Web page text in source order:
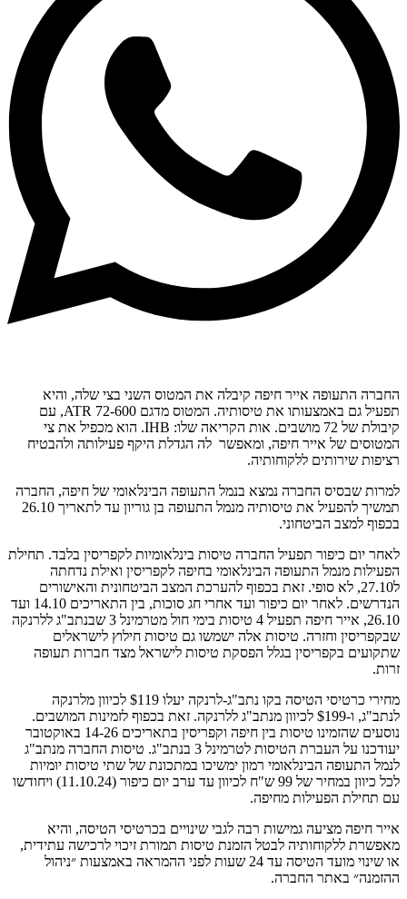
החברה התעופה אייר חיפה קיבלה את המטוס השני בצי שלה, והיא
תפעיל גם באמצעותו את טיסותיה. המטוס מדגם ATR 72-600, עם
קיבולת של 72 מושבים. אות הקריאה שלו: IHB. הוא מכפיל את צי
המטוסים של אייר חיפה, ומאפשר לה הגדלת היקף פעילותה ולהבטיח
רציפות שירותים ללקוחותיה.
למרות שבסיס החברה נמצא בנמל התעופה הבינלאומי של חיפה, החברה
תמשיך להפעיל את טיסותיה מנמל התעופה בן גוריון עד לתאריך 26.10
בכפוף למצב הביטחוני.
לאחר יום כיפור תפעיל החברה טיסות בינלאומיות לקפריסין בלבד. תחילת
הפעילות מנמל התעופה הבינלאומי בחיפה לקפריסין ואילת נדחתה
ל27.10, לא סופי. זאת בכפוף להערכת המצב הביטחונית והאישורים
הנדרשים. לאחר יום כיפור ועד אחרי חג סוכות, בין התאריכים 14.10 ועד
26.10, אייר חיפה תפעיל 4 טיסות בימי חול מטרמינל 3 שבנתב"ג ללרנקה
שבקפריסין וחזרה. טיסות אלה ישמשו גם טיסות חילוץ לישראלים
שתקועים בקפריסין בגלל הפסקת טיסות לישראל מצד חברות תעופה
זרות.
מחירי כרטיסי הטיסה בקו נתב"ג-לרנקה יעלו $119 לכיוון מלרנקה
לנתב"ג, ו-$199 לכיוון מנתב"ג ללרנקה. זאת בכפוף לזמינות המושבים.
נוסעים שהזמינו טיסות בין חיפה וקפריסין בתאריכים 14-26 באוקטובר
יעודכנו על העברת הטיסות לטרמינל 3 בנתב"ג. טיסות החברה מנתב"ג
לנמל התעופה הבינלאומי רמון ימשיכו במתכונת של שתי טיסות יומיות
לכל כיוון במחיר של 99 ש"ח לכיוון עד ערב יום כיפור (11.10.24) ויחודשו
עם תחילת הפעילות מחיפה.
אייר חיפה מציעה גמישות רבה לגבי שינויים בכרטיסי הטיסה, והיא
מאפשרת ללקוחותיה לבטל הזמנת טיסות תמורת זיכוי לרכישה עתידית,
או שינוי מועד הטיסה עד 24 שעות לפני ההמראה באמצעות ״ניהול
ההזמנה״ באתר החברה.